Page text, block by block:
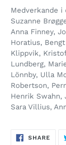
Medverkande i
Suzanne
Anna Finney,
Horatius,
Klippvik,
Lundberg,
Lönnby, Ulla
Robertson,
Henrik Swahn,
Sara Villius,
SHARE